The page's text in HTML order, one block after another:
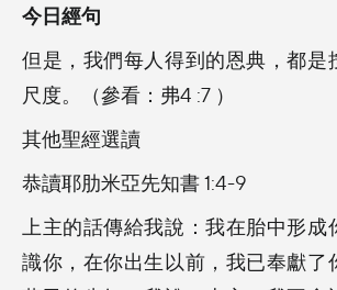
今日經句
但是，我們每人得到的恩典，都是
尺度。（參看：弗4 :7 ）
其他聖經選讀
恭讀耶肋米亞先知書 1:4-9
上主的話傳給我說：我在胎中形
識你，在你出生以前，我已奉獻了